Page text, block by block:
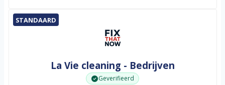
STANDAARD
La Vie cleaning - Bedrijven
Geverifieerd